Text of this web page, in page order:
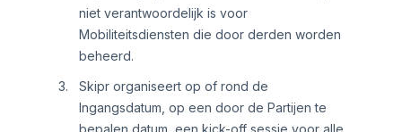
niet verantwoordelijk is voor
Mobiliteitsdiensten die door derden worden
beheerd.
Skipr organiseert op of rond de
Ingangsdatum, op een door de Partijen te
bepalen datum, een kick-off sessie voor alle